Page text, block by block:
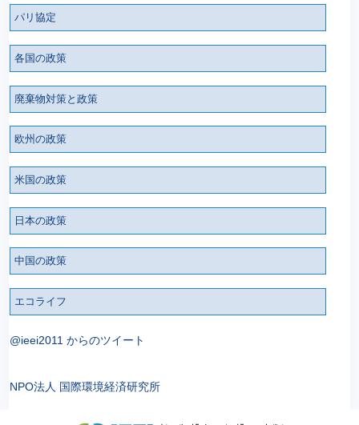
パリ協定
各国の政策
廃棄物対策と政策
欧州の政策
米国の政策
日本の政策
中国の政策
エコライフ
@ieei2011 からのツイート
NPO法人 国際環境経済研究所